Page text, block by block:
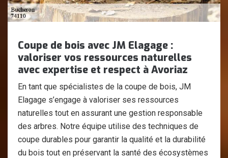
Coupe de bois avec JM Elagage :
valoriser vos ressources naturelles
avec expertise et respect à Avoriaz
En tant que spécialistes de la coupe de bois, JM
Elagage s’engage à valoriser ses ressources
naturelles tout en assurant une gestion responsable
des arbres. Notre équipe utilise des techniques de
coupe durables pour garantir la qualité et la durabilité
du bois tout en préservant la santé des écosystèmes